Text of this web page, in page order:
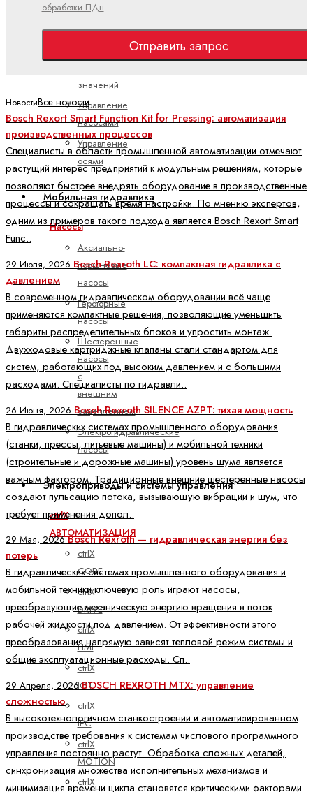
Клапанные
усилители
значений
Управление
насосами
Управление
осями
Мобильная гидравлика
Насосы
Аксиально-
поршневые
насосы
Героторные
насосы
Шестеренные
насосы
с
внешним
зацеплением
Электрогидравлические
насосы
Электроприводы и системы управления
ctrlX
АВТОМАТИЗАЦИЯ
ctrlX
CORE
ctrlX
DRIVE
ctrlX
HMI
ctrlX
IOT
ctrlX
IPC
ctrlX
MOTION
ctrlX
обработки ПДн
Отправить запрос
НовостиВсе новости
Bosch Rexort Smart Function Kit for Pressing: автоматизация
производственных процессов
Специалисты в области промышленной автоматизации отмечают
растущий интерес предприятий к модульным решениям, которые
позволяют быстрее внедрять оборудование в производственные
процессы и сокращать время настройки. По мнению экспертов,
одним из примеров такого подхода является Bosch Rexort Smart
Func..
29 Июля, 2026 Bosch Rexroth LC: компактная гидравлика с
давлением
В современном гидравлическом оборудовании всё чаще
применяются компактные решения, позволяющие уменьшить
габариты распределительных блоков и упростить монтаж.
Двухходовые картриджные клапаны стали стандартом для
систем, работающих под высоким давлением и с большими
расходами. Специалисты по гидравли..
26 Июня, 2026 Bosch Rexroth SILENCE AZPT: тихая мощность
В гидравлических системах промышленного оборудования
(станки, прессы, литьевые машины) и мобильной техники
(строительные и дорожные машины) уровень шума является
важным фактором. Традиционные внешние шестеренные насосы
создают пульсацию потока, вызывающую вибрации и шум, что
требует применения допол..
29 Мая, 2026Bosch Rexroth — гидравлическая энергия без
потерь
В гидравлических системах промышленного оборудования и
мобильной техники ключевую роль играют насосы,
преобразующие механическую энергию вращения в поток
рабочей жидкости под давлением. От эффективности этого
преобразования напрямую зависят тепловой режим системы и
общие эксплуатационные расходы. Сп..
29 Апреля, 2026BOSCH REXROTH MTX: управление
сложностью
В высокотехнологичном станкостроении и автоматизированном
производстве требования к системам числового программного
управления постоянно растут. Обработка сложных деталей,
синхронизация множества исполнительных механизмов и
минимизация времени цикла становятся критическими факторами